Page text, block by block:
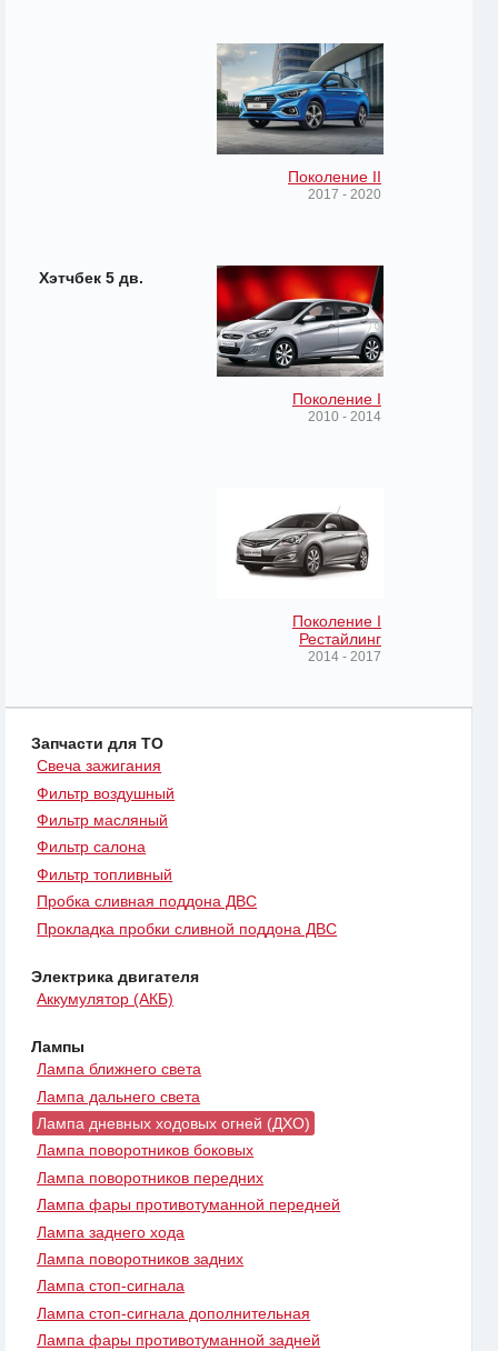
Поколение II
2017 - 2020
Хэтчбек 5 дв.
Поколение I
2010 - 2014
Поколение I
Рестайлинг
2014 - 2017
Запчасти для ТО
Свеча зажигания
Фильтр воздушный
Фильтр масляный
Фильтр салона
Фильтр топливный
Пробка сливная поддона ДВС
Прокладка пробки сливной поддона ДВС
Электрика двигателя
Аккумулятор (АКБ)
Лампы
Лампа ближнего света
Лампа дальнего света
Лампа дневных ходовых огней (ДХО)
Лампа поворотников боковых
Лампа поворотников передних
Лампа фары противотуманной передней
Лампа заднего хода
Лампа поворотников задних
Лампа стоп-сигнала
Лампа стоп-сигнала дополнительная
Лампа фары противотуманной задней